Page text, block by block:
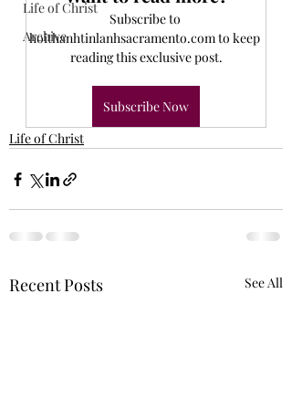
Life of Christ
Archive
Subscribe to
hoithanhtinlanhsacramento.com to keep
reading this exclusive post.
Subscribe Now
Life of Christ
Recent Posts See All